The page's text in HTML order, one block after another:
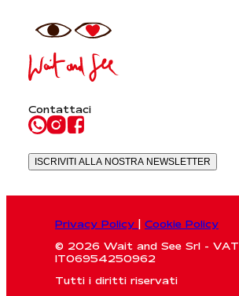
Contattaci
ISCRIVITI ALLA NOSTRA NEWSLETTER
Privacy Policy
Cookie Policy
© 2026 Wait and See Srl - VAT
IT06954250962
Tutti i diritti riservati